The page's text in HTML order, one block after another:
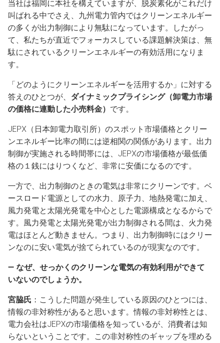
当社は福岡に本社を構えていますが、脱炭素化がこれだけ
叫ばれる中でさえ、九州電力管内ではクリーンエネルギー
の多くが出力制御により無駄になっています。したがっ
て、私たちが直近でフォーカスしている課題解決策は、無
駄にされているクリーンエネルギーの有効活用になりま
す。
「どのようにクリーンエネルギーを活用するか」に対する
答えのひとつが、 ダイナミックプライシング（卸電力市場
の価格に連動した小売料金） です。
JEPX（日本卸電力取引所）のスポット市場価格とクリー
ンエネルギー比率の間には逆相関の関係があります。出力
制御が実施される時間帯には、JEPXの市場価格が最低価
格の１銭にはりつくなど、非常に安価になるのです。
一方で、出力制御のときの電気は非常にクリーンです。ベ
ースロード電源としての水力、原子力、地熱発電に加え、
風力発電と太陽光発電を中心とした電源構成となるからで
す。風力発電と太陽光発電が出力制御される間は、火力発
電はほとんど動きません。つまり、出力制御時にはクリー
ンなのに安い電気が捨てられているのが現実なのです。
― なぜ、せっかくのクリーンな電気の有効利用ができて
いないのでしょうか。
宮脇氏 ：こうした問題が発生している原因のひとつには、
情報の非対称性があると思います。情報の非対称性とは、
電力会社はJEPXの市場価格を知っているが、消費者は知
らないということです。この非対称性のギャップを埋める